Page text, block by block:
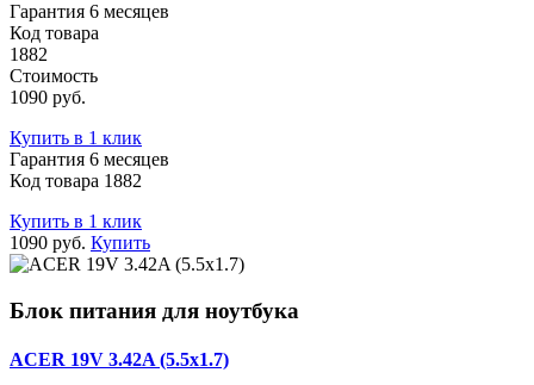
Гарантия 6 месяцев
Код товара
1882
Стоимость
1090 руб.
Купить в 1 клик
Гарантия 6 месяцев
Код товара 1882
Купить в 1 клик
1090 руб. Купить
Блок питания для ноутбука
ACER 19V 3.42A (5.5x1.7)